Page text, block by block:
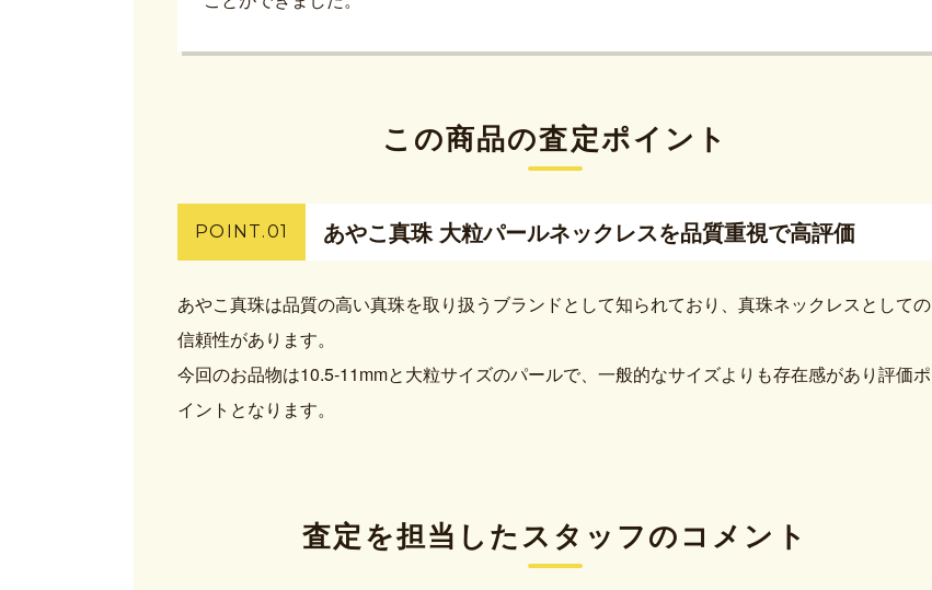
この商品の査定ポイント
POINT.01 あやこ真珠 大粒パールネックレスを品質重視で高評価
あやこ真珠は品質の高い真珠を取り扱うブランドとして知られており、真珠ネックレスとしての
信頼性があります。
今回のお品物は10.5-11mmと大粒サイズのパールで、一般的なサイズよりも存在感があり評価ポ
イントとなります。
査定を担当したスタッフのコメント